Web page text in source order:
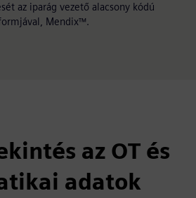
az iparág vezető alacsony kódú
Mendix™.
az OT és
adatok